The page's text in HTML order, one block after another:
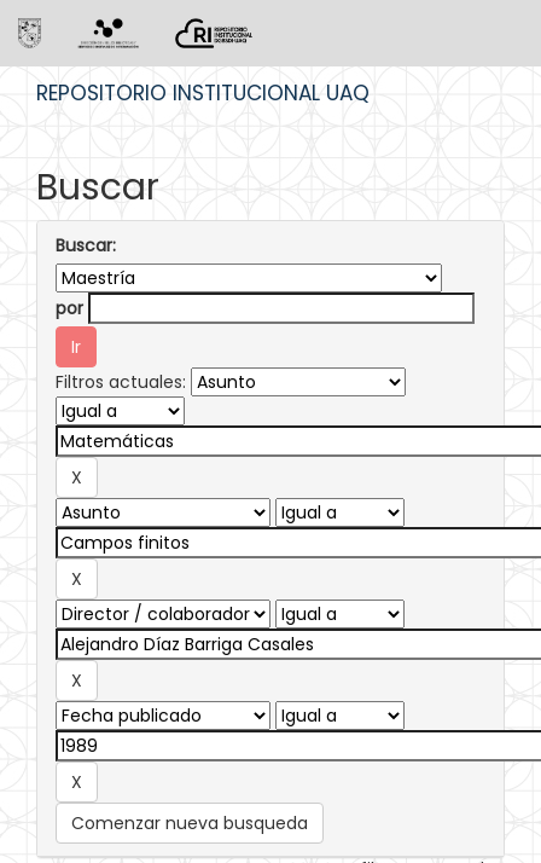
REPOSITORIO INSTITUCIONAL UAQ
Buscar
Buscar:
por
Filtros actuales:
Comenzar nueva busqueda